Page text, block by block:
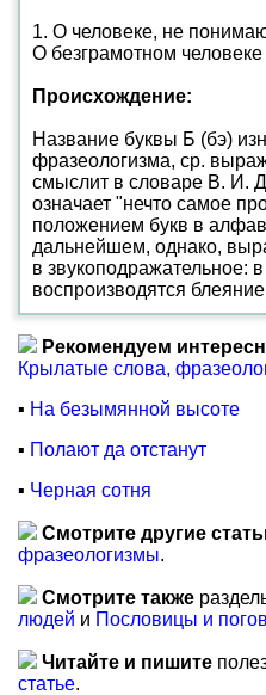
1. О человеке, не
О безграмотном человеке
Происхождение:
Название буквы Б (бэ)
фразеологизма, ср.
смыслит в словаре В. И.
означает "нечто самое
положением букв в
дальнейшем, однако,
в звукоподражательное:
воспроизводятся
Рекомендуем
Крылатые слова,
▪ На безымянной высоте
▪ Полают да отстанут
▪ Черная сотня
Смотрите другие
фразеологизмы.
Смотрите также
людей и Пословицы и
Читайте и пишите
статье.